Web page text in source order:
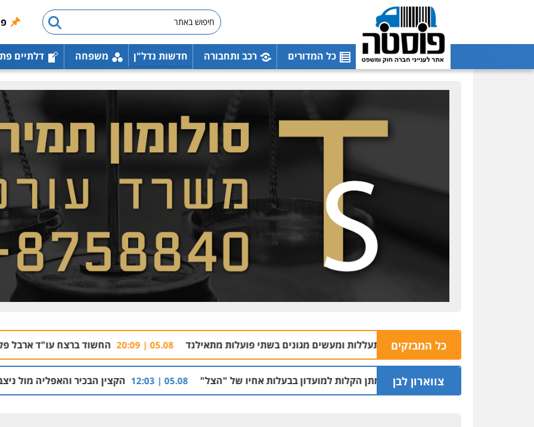
כל המדורים רכב ותחבורה חדשות נדל"ן משפחה דלתיים
כל המבזקים
אליכין נאשם בהתעללות ומעשים מגונים בשתי פועלות מתאילנד 05.08 | 20:09 החשוד ברצח עו"ד ארבל פלדמן טען לרקע
צווארון לבן
נחקרו בחשד למתן הקלות למועדון בבעלות אחיו של "הצל" 05.08 | 12:03 הקצין הבכיר והאפליה מול ניצב מני בנימין